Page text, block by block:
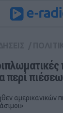
περί
αμερικανικών